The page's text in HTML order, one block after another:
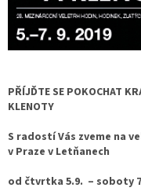
PŘÍJĎTE SE POKOCHAT
KLENOTY
S radostí Vás zveme na
v Praze v Letňanech
od čtvrtka 5.9. – soboty